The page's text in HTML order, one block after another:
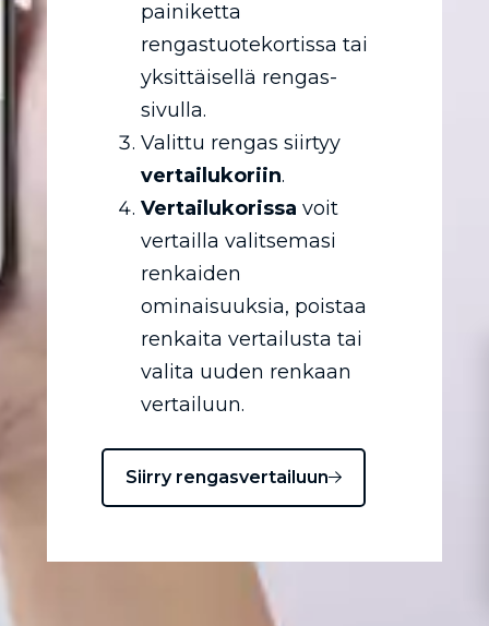
painiketta
rengastuotekortissa tai
yksittäisellä rengas-
sivulla.
Valittu rengas siirtyy
vertailukoriin.
Vertailukorissa voit
vertailla valitsemasi
renkaiden
ominaisuuksia, poistaa
renkaita vertailusta tai
valita uuden renkaan
vertailuun.
Siirry rengasvertailuun